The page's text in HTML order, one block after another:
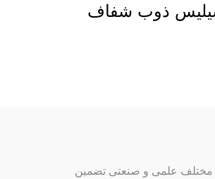
ذوب شفاف
مختلف علمی و صنعتی تضمین